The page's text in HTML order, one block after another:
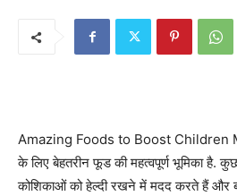
Amazing Foods to Boost Children
के लिए बेहतरीन फूड की महत्वपूर्ण भूमिका है.
कोशिकाओं को हेल्दी रखने में मदद करते हैं